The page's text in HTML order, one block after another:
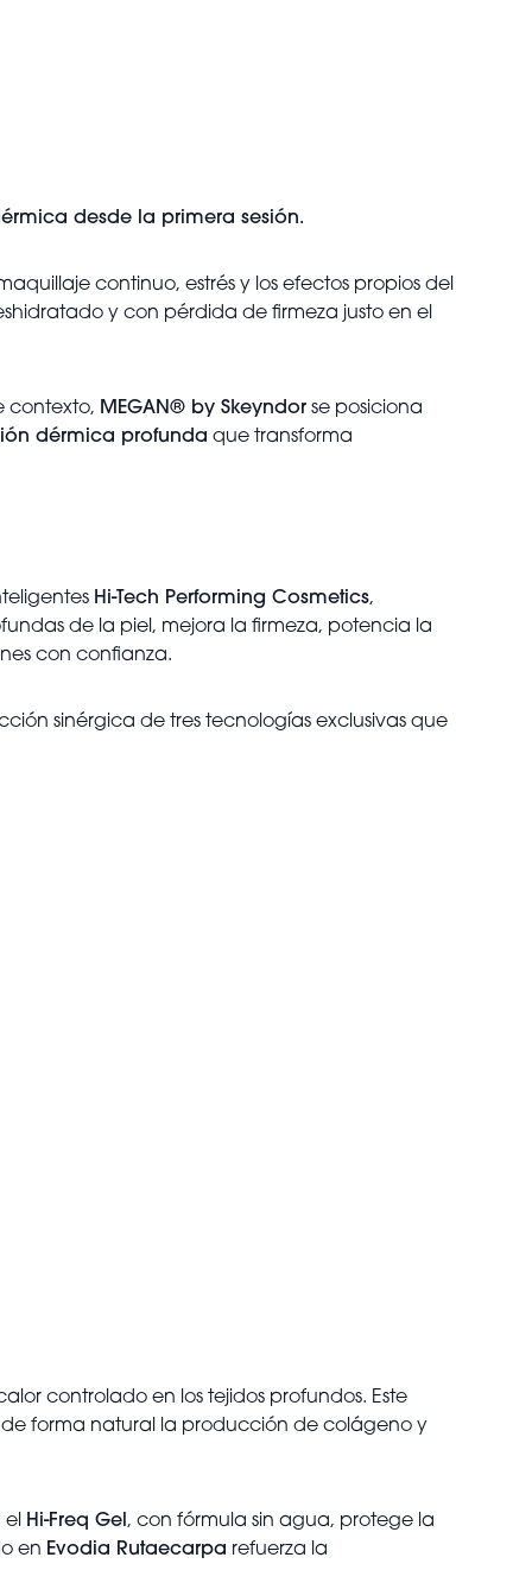
desde la primera sesión.
continuo, estrés y los efectos propios del
y con pérdida de firmeza justo en el
contexto, MEGAN® by Skeyndor se posiciona
dérmica profunda que transforma
Hi-Tech Performing Cosmetics,
de la piel, mejora la firmeza, potencia la
con confianza.
sinérgica de tres tecnologías exclusivas que
controlado en los tejidos profundos. Este
forma natural la producción de colágeno y
Hi-Freq Gel , con fórmula sin agua, protege la
en Evodia Rutaecarpa refuerza la